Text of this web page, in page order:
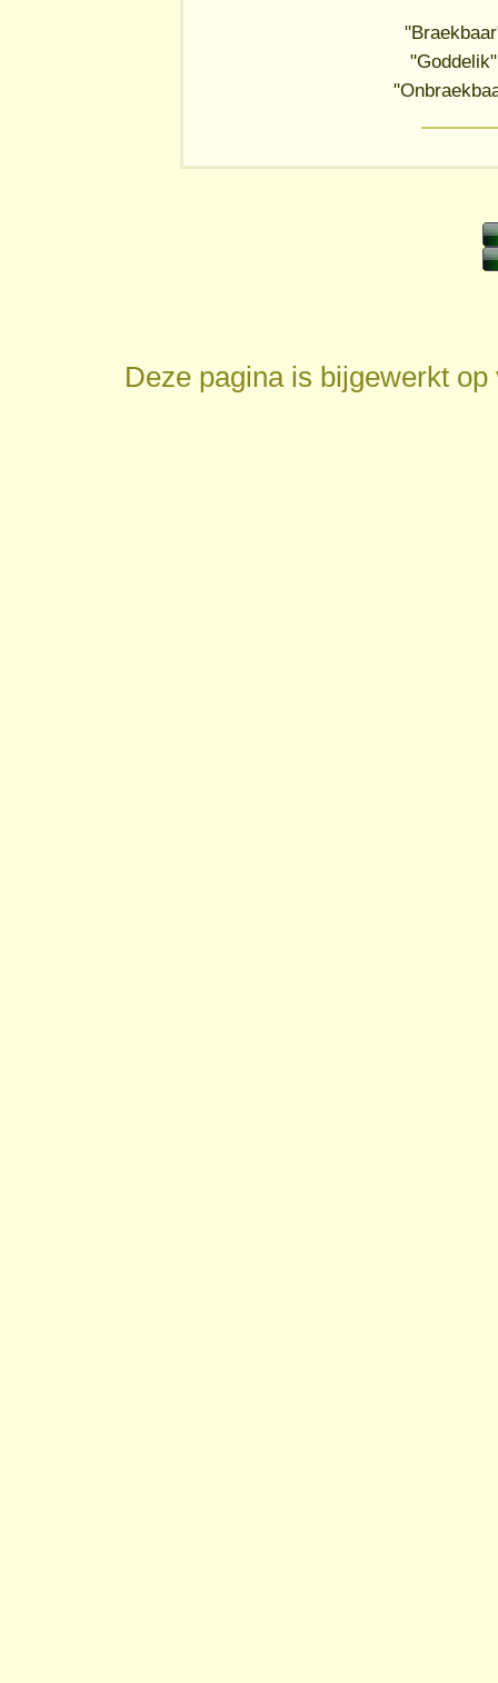
Deze pagina is bijgewerkt op